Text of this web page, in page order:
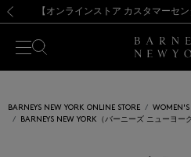
【夏季休業に伴う出荷一時停
熊本県を中心とした地震の影響に
【開催中】SUMMER SALE
【夏季休業に伴う出荷一時停
BARNEYS NEW YORK ONLINE STORE
WOMEN'S
BARNEYS NEW YORK（バーニーズ ニューヨーク